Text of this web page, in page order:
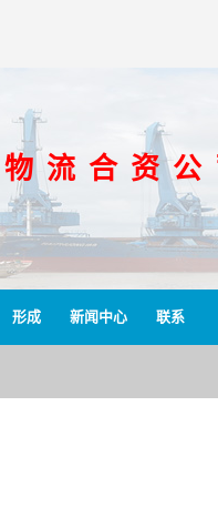
流 合 资 公
形成 新闻中心 联系